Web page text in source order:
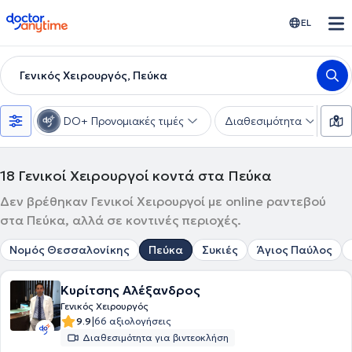
doctoranytime EL
Γενικός Χειρουργός, Πεύκα
DO+ Προνομιακές τιμές Διαθεσιμότητα
18 Γενικοί Χειρουργοί κοντά στα Πεύκα
Δεν βρέθηκαν Γενικοί Χειρουργοί με online ραντεβού
στα Πεύκα, αλλά σε κοντινές περιοχές.
Νομός Θεσσαλονίκης Πεύκα Συκιές Άγιος Παύλος
Κυρίτσης Αλέξανδρος
Γενικός Χειρουργός
9.9|66 αξιολογήσεις
Διαθεσιμότητα για βιντεοκλήση